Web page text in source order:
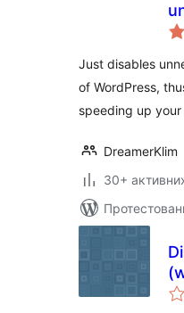
Just disables
of WordPress,
speeding up your
DreamerKlim
30+